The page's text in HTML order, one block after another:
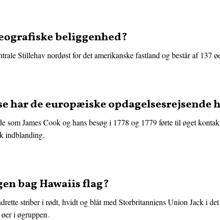
beliggenhed?
Stillehav nordøst for det amerikanske fastland og består af 137
har de europæiske opdagelsesrejsende
som James Cook og hans besøg i 1778 og 1779 førte til øget
indblanding.
bag Hawaiis flag?
striber i rødt, hvidt og blåt med Storbritanniens Union Jack i
i øgruppen.